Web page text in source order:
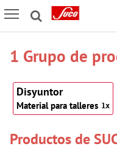
Icon Menu
1 Grupo de
Disyuntor
Material para talleres 1x
Productos de